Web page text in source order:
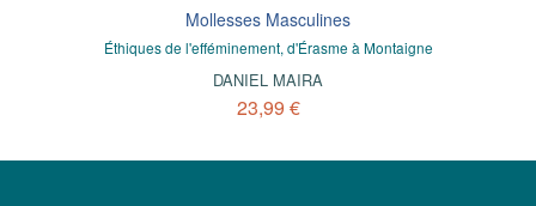
Mollesses Masculines
Éthiques de l'efféminement, d'Érasme à Montaigne
DANIEL MAIRA
23,99 €